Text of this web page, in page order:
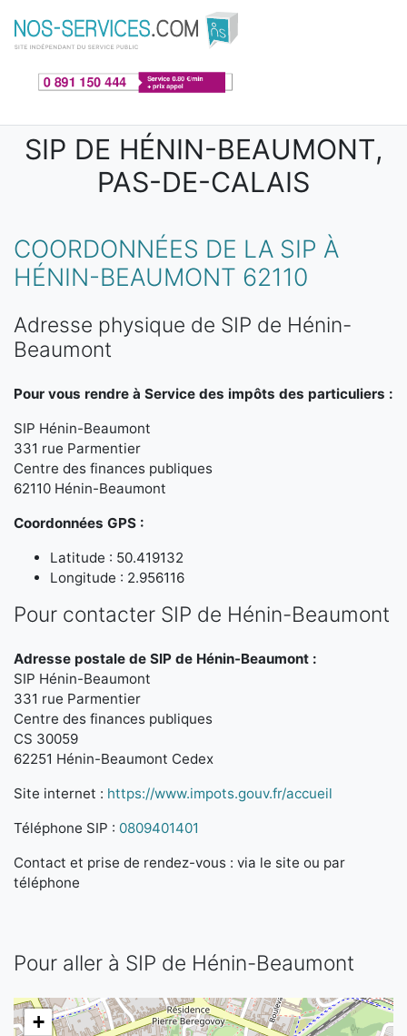
Aller au contenu principal
SIP DE HÉNIN-BEAUMONT,
PAS-DE-CALAIS
COORDONNÉES DE LA SIP À
HÉNIN-BEAUMONT 62110
Adresse physique de SIP de Hénin-
Beaumont
Pour vous rendre à Service des impôts des particuliers :
SIP Hénin-Beaumont
331 rue Parmentier
Centre des finances publiques
62110 Hénin-Beaumont
Coordonnées GPS :
Latitude : 50.419132
Longitude : 2.956116
Pour contacter SIP de Hénin-Beaumont
Adresse postale de SIP de Hénin-Beaumont :
SIP Hénin-Beaumont
331 rue Parmentier
Centre des finances publiques
CS 30059
62251 Hénin-Beaumont Cedex
Site internet : https://www.impots.gouv.fr/accueil
Téléphone SIP : 0809401401
Contact et prise de rendez-vous : via le site ou par
téléphone
Pour aller à SIP de Hénin-Beaumont
+